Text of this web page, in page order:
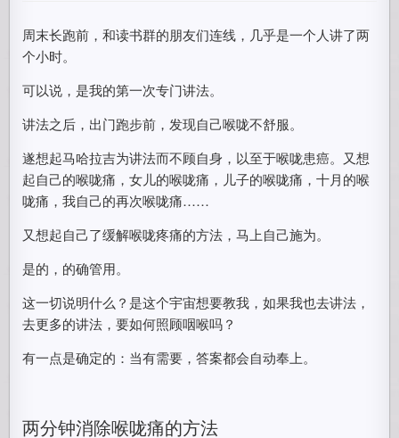
周末长跑前，和读书群的朋友们连线，几乎是一个人讲了两
个小时。
可以说，是我的第一次专门讲法。
讲法之后，出门跑步前，发现自己喉咙不舒服。
遂想起马哈拉吉为讲法而不顾自身，以至于喉咙患癌。又想
起自己的喉咙痛，女儿的喉咙痛，儿子的喉咙痛，十月的喉
咙痛，我自己的再次喉咙痛……
又想起自己了缓解喉咙疼痛的方法，马上自己施为。
是的，的确管用。
这一切说明什么？是这个宇宙想要教我，如果我也去讲法，
去更多的讲法，要如何照顾咽喉吗？
有一点是确定的：当有需要，答案都会自动奉上。
两分钟消除喉咙痛的方法